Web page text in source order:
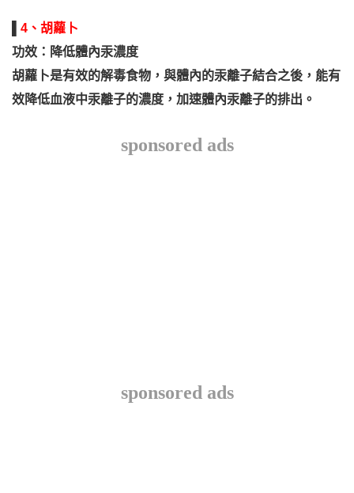
4、胡蘿卜
功效：降低體內汞濃度
胡蘿卜是有效的解毒食物，與體內的汞離子結合之後，能有
效降低血液中汞離子的濃度，加速體內汞離子的排出。
sponsored ads
sponsored ads